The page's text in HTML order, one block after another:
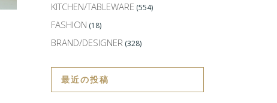
KITCHEN/TABLEWARE (554)
FASHION (18)
BRAND/DESIGNER (328)
最近の投稿